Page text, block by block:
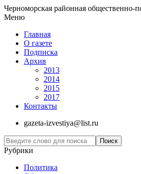
Черноморская районная общественно-
Меню
Главная
О газете
Подписка
Архив
2013
2014
2015
2017
Контакты
gazeta-izvestiya@list.ru
Рубрики
Политика